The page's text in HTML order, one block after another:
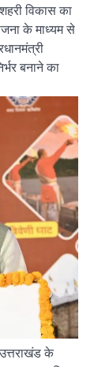
विकास का
के माध्यम से
बनाने का
के